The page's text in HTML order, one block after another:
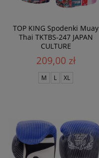
TOP KING Spodenki Muay
Thai TKTBS-247 JAPAN
CULTURE
209,00 zł
M L XL